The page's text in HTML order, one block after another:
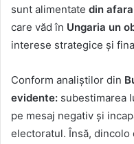
sunt alimentate din
care văd în Ungaria un
interese strategice și
Conform analiștilor din
evidente: subestimarea
pe mesaj negativ și
electoratul. Însă,